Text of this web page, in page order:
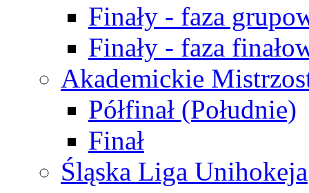
Finały - faza
Finały - faza
Akademickie
Półfinał (Południe)
Finał
Śląska Liga Unihokeja